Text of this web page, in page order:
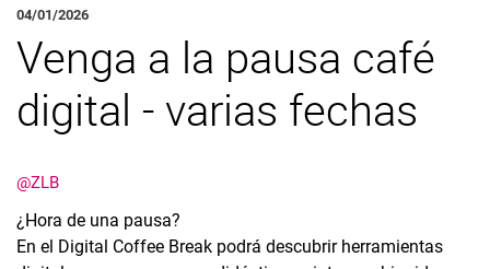
04/01/2026
Venga a la pausa café
digital - varias fechas
@ZLB
¿Hora de una pausa?
En el Digital Coffee Break podrá descubrir herramientas